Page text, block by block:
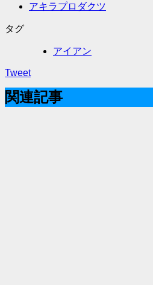
アキラプロダクツ
タグ
アイアン
Tweet
関連記事